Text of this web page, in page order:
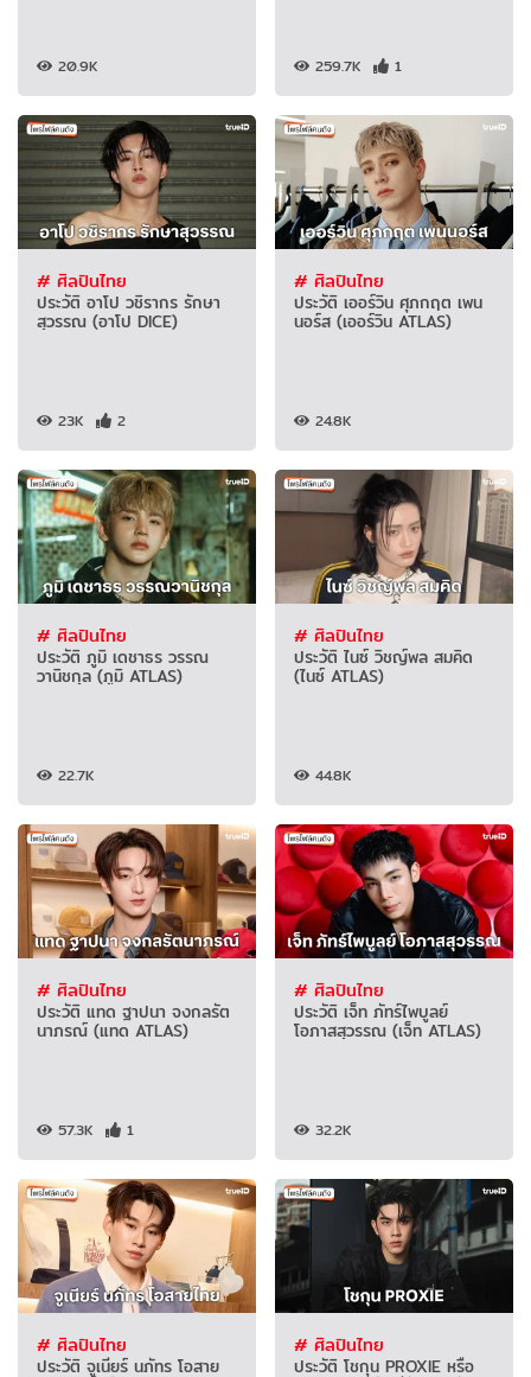
20.9K 259.7K 1
# ศิลปินไทย
ประวัติ อาโป วชิรากร รักษา
สุวรรณ (อาโป DICE)
23K 2
# ศิลปินไทย
ประวัติ เออร์วิน ศุภกฤต เพน
นอร์ส (เออร์วิน ATLAS)
24.8K
# ศิลปินไทย
ประวัติ ภูมิ เดชาธร วรรณ
วานิชกุล (ภูมิ ATLAS)
22.7K
# ศิลปินไทย
ประวัติ ไนซ์ วิชญ์พล สมคิด
(ไนซ์ ATLAS)
44.8K
# ศิลปินไทย
ประวัติ แทด ฐาปนา จงกลรัต
นาภรณ์ (แทด ATLAS)
57.3K 1
# ศิลปินไทย
ประวัติ เจ็ท ภัทร์ไพบูลย์
โอภาสสุวรรณ (เจ็ท ATLAS)
32.2K
# ศิลปินไทย
ประวัติ จูเนียร์ นภัทร โอสาย
# ศิลปินไทย
ประวัติ โชกุน PROXIE หรือ